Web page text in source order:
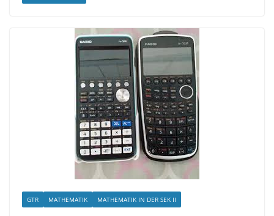
GTR MATHEMATIK MATHEMATIK IN DER SEK II